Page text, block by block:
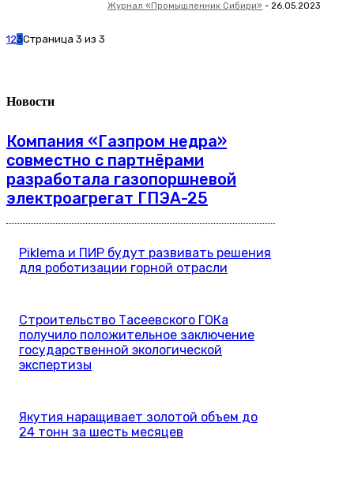
Журнал «Промышленник Сибири» - 26.05.2023
123Страница 3 из 3
Новости
Компания «Газпром недра»
совместно с партнёрами
разработала газопоршневой
электроагрегат ГПЭА-25
Piklema и ПИР будут развивать решения
для роботизации горной отрасли
Строительство Тасеевского ГОКа
получило положительное заключение
государственной экологической
экспертизы
Якутия наращивает золотой объем до
24 тонн за шесть месяцев